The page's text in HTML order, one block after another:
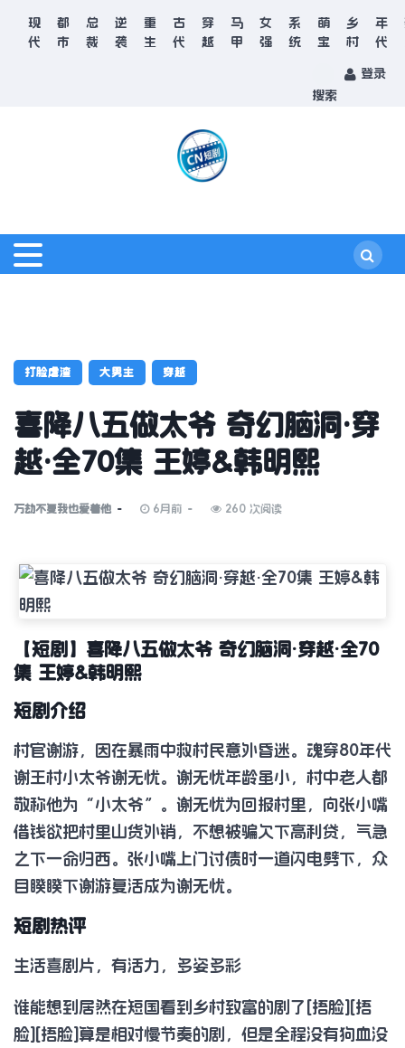
现
代
都
市
总
裁
逆
袭
重
生
古
代
穿
越
马
甲
女
强
系
统
萌
宝
乡
村
年
代
搜索
登录
打脸虐渣 大男主 穿越
喜降八五做太爷 奇幻脑洞·穿
越·全70集 王婷&韩明熙
万劫不复我也爱着他 6月前 260 次阅读
【短剧】喜降八五做太爷 奇幻脑洞·穿越·全70
集 王婷&韩明熙
短剧介绍
村官谢游，因在暴雨中救村民意外昏迷。魂穿80年代
谢王村小太爷谢无忧。谢无忧年龄虽小，村中老人都
敬称他为“小太爷”。谢无忧为回报村里，向张小嘴
借钱欲把村里山货外销，不想被骗欠下高利贷，气急
之下一命归西。张小嘴上门讨债时一道闪电劈下，众
目睽睽下谢游复活成为谢无忧。
短剧热评
生活喜剧片，有活力，多姿多彩
谁能想到居然在短国看到乡村致富的剧了[捂脸][捂
脸][捂脸]算是相对慢节奏的剧，但是全程没有狗血没